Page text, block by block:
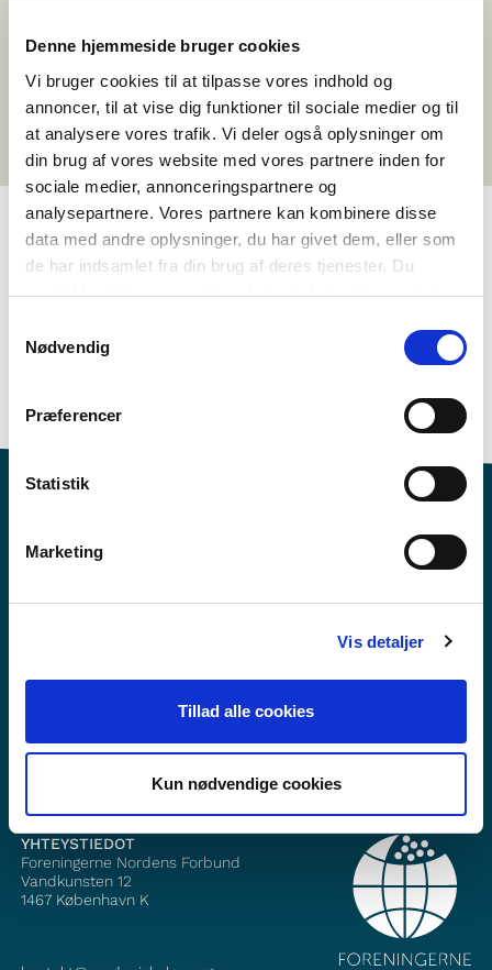
Denne hjemmeside bruger cookies
Vi bruger cookies til at tilpasse vores indhold og
annoncer, til at vise dig funktioner til sociale medier og til
at analysere vores trafik. Vi deler også oplysninger om
din brug af vores website med vores partnere inden for
sociale medier, annonceringspartnere og
analysepartnere. Vores partnere kan kombinere disse
data med andre oplysninger, du har givet dem, eller som
de har indsamlet fra din brug af deres tjenester. Du
samtykker til vores cookies, hvis du fortsætter med at
Nødvendig
Præferencer
Statistik
Marketing
Vis detaljer
Tillad alle cookies
Kun nødvendige cookies
TAGS
Kielenopetus Toimintaehdotus
Musiikki
Identiteetti
YHTEYSTIEDOT
Foreningerne Nordens Forbund
Vandkunsten 12
1467 København K